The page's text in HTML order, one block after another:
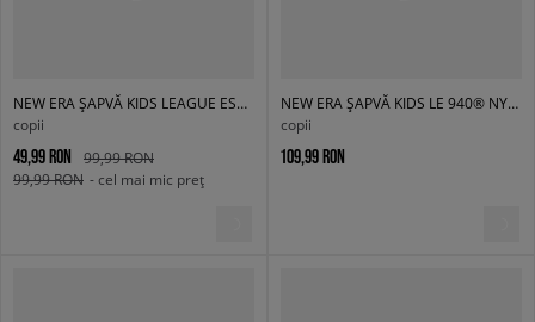
NEW ERA ȘAPVĂ KIDS LEAGUE ESS 940 TIGERS DETROIT TIGERS
copii
49,99 RON
99,99 RON
99,99 RON - cel mai mic preț
NEW ERA ȘAPVĂ KIDS LE 940® NYY NEW YORK YANKEES STN
copii
109,99 RON